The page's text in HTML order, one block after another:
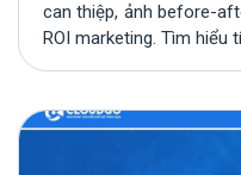
can thiệp, ảnh before-
ROI marketing. Tìm hiểu